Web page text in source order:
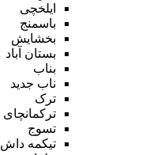
ایلخچی
باسمنج
بخشایش
بستان آباد
بناب
ناب جدید
ترک
ترکمانچای
تسوج
تیکمه داش